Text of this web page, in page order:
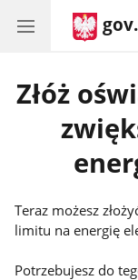
Złóż
Teraz możesz
limitu na energię
Potrzebujesz do